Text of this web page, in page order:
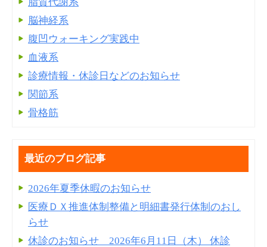
脳神経系
腹凹ウォーキング実践中
血液系
診療情報・休診日などのお知らせ
関節系
骨格筋
最近のブログ記事
2026年夏季休暇のお知らせ
医療ＤＸ推進体制整備と明細書発⾏体制のおし
らせ
休診のお知らせ 2026年6月11日（木） 休診